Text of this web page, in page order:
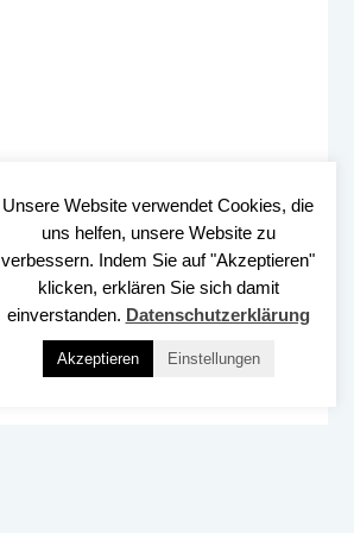
Nach OBEN
Unsere Website verwendet Cookies, die
uns helfen, unsere Website zu
verbessern. Indem Sie auf "Akzeptieren"
klicken, erklären Sie sich damit
einverstanden. Datenschutzerklärung
Akzeptieren Einstellungen